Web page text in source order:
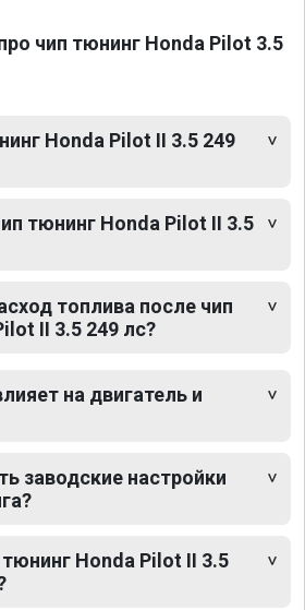
чип тюнинг Honda Pilot 3.5
Honda Pilot II 3.5 249
тюнинг Honda Pilot II 3.5
топлива после чип
II 3.5 249 лс?
на двигатель и
заводские настройки
Honda Pilot II 3.5